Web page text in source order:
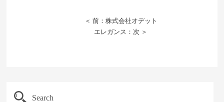
＜ 前：株式会社オデット
エレガンス：次 ＞
Search